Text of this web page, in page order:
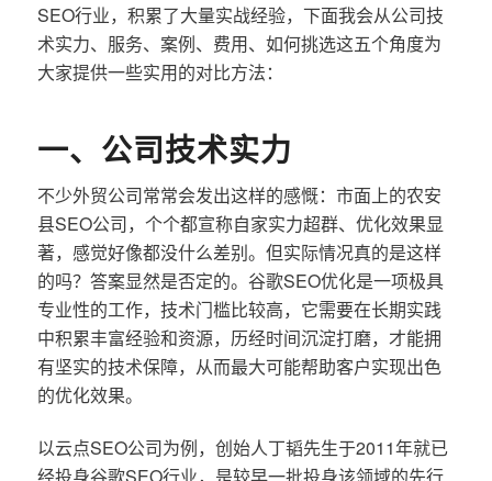
SEO行业，积累了大量实战经验，下面我会从公司技
术实力、服务、案例、费用、如何挑选这五个角度为
大家提供一些实用的对比方法：
一、公司技术实力
不少外贸公司常常会发出这样的感慨：市面上的农安
县SEO公司，个个都宣称自家实力超群、优化效果显
著，感觉好像都没什么差别。但实际情况真的是这样
的吗？答案显然是否定的。谷歌SEO优化是一项极具
专业性的工作，技术门槛比较高，它需要在长期实践
中积累丰富经验和资源，历经时间沉淀打磨，才能拥
有坚实的技术保障，从而最大可能帮助客户实现出色
的优化效果。
以云点SEO公司为例，创始人丁韬先生于2011年就已